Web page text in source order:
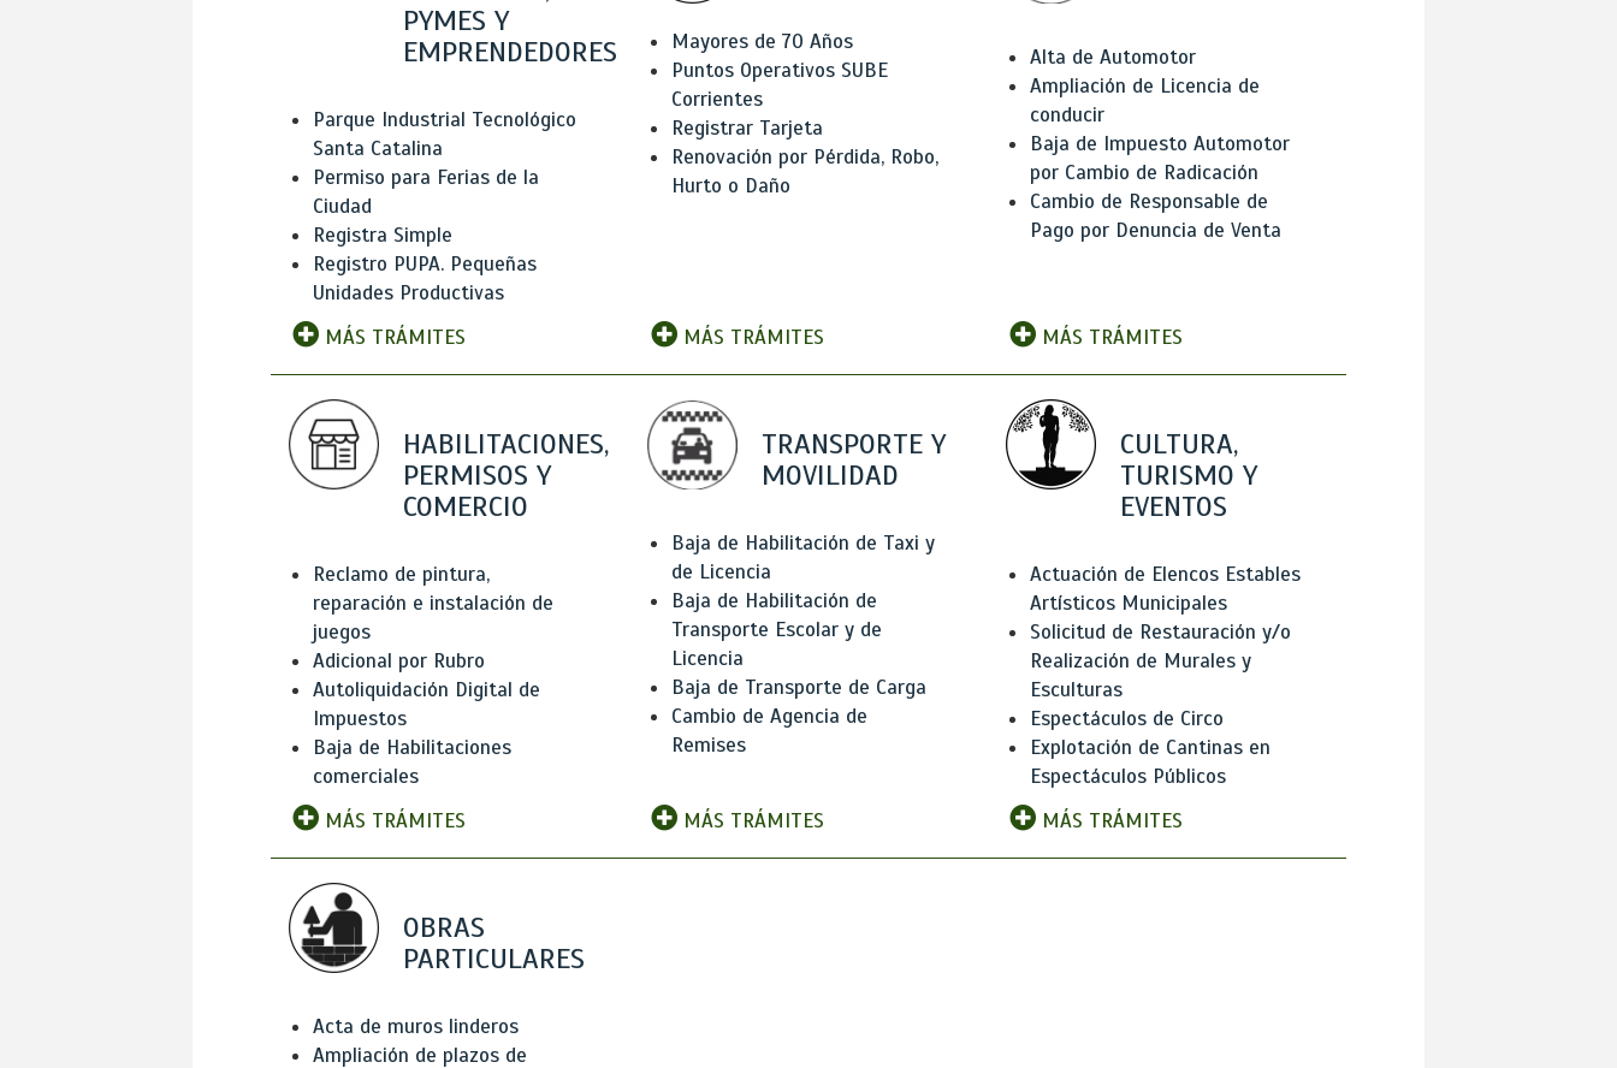
PYMES Y
EMPRENDEDORES
Parque Industrial Tecnológico
Santa Catalina
Permiso para Ferias de la
Ciudad
Registra Simple
Registro PUPA. Pequeñas
Unidades Productivas
MÁS TRÁMITES
Mayores de 70 Años
Puntos Operativos SUBE
Corrientes
Registrar Tarjeta
Renovación por Pérdida, Robo,
Hurto o Daño
MÁS TRÁMITES
Alta de Automotor
Ampliación de Licencia de
conducir
Baja de Impuesto Automotor
por Cambio de Radicación
Cambio de Responsable de
Pago por Denuncia de Venta
MÁS TRÁMITES
HABILITACIONES,
PERMISOS Y
COMERCIO
Reclamo de pintura,
reparación e instalación de
juegos
Adicional por Rubro
Autoliquidación Digital de
Impuestos
Baja de Habilitaciones
comerciales
MÁS TRÁMITES
TRANSPORTE Y
MOVILIDAD
Baja de Habilitación de Taxi y
de Licencia
Baja de Habilitación de
Transporte Escolar y de
Licencia
Baja de Transporte de Carga
Cambio de Agencia de
Remises
MÁS TRÁMITES
CULTURA,
TURISMO Y
EVENTOS
Actuación de Elencos Estables
Artísticos Municipales
Solicitud de Restauración y/o
Realización de Murales y
Esculturas
Espectáculos de Circo
Explotación de Cantinas en
Espectáculos Públicos
MÁS TRÁMITES
OBRAS
PARTICULARES
Acta de muros linderos
Ampliación de plazos de